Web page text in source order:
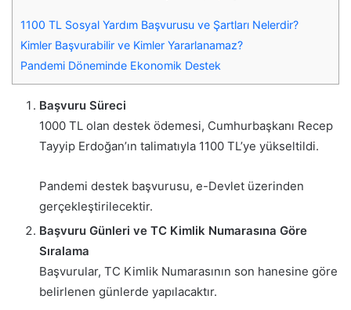
1100 TL Sosyal Yardım Başvurusu ve Şartları Nelerdir?
Kimler Başvurabilir ve Kimler Yararlanamaz?
Pandemi Döneminde Ekonomik Destek
Başvuru Süreci
1000 TL olan destek ödemesi, Cumhurbaşkanı Recep
Tayyip Erdoğan’ın talimatıyla 1100 TL’ye yükseltildi.
Pandemi destek başvurusu, e-Devlet üzerinden
gerçekleştirilecektir.
Başvuru Günleri ve TC Kimlik Numarasına Göre
Sıralama
Başvurular, TC Kimlik Numarasının son hanesine göre
belirlenen günlerde yapılacaktır.